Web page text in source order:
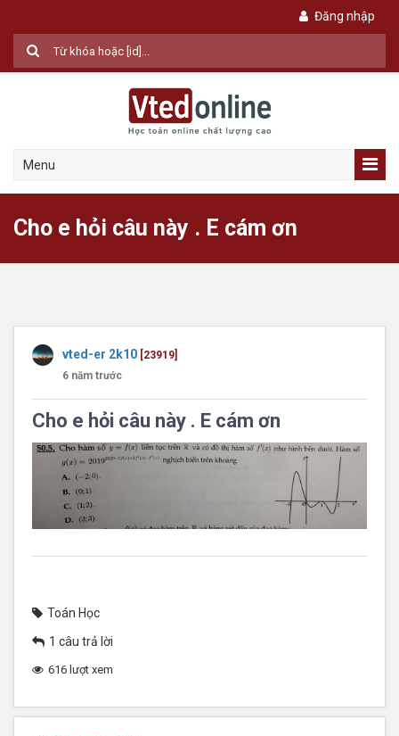
Đăng nhập
Menu
Cho e hỏi câu này . E cám ơn
vted-er 2k10 [23919]
6 năm trước
Cho e hỏi câu này . E cám ơn
Toán Học
1 câu trả lời
616 lượt xem